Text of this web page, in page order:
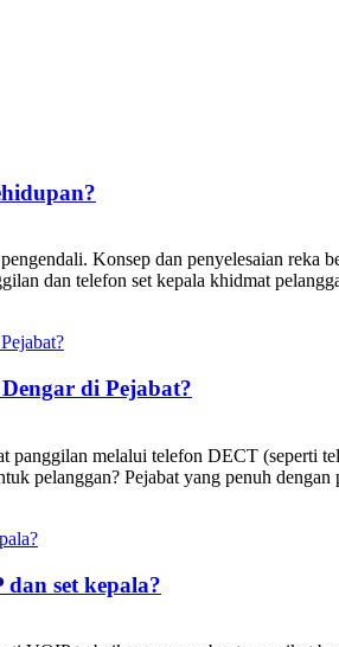
Konsep dan penyelesaian
dan telefon set kepala khidmat
di Pejabat?
panggilan melalui telefon DECT (seperti
pelanggan? Pejabat yang penuh
set kepala?